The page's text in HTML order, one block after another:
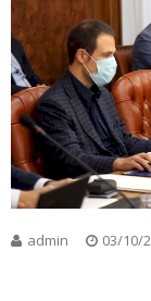
admin 03/10/